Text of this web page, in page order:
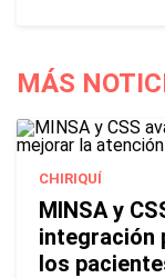
MÁS
CHIRIQUÍ
MINSA y
integración
los